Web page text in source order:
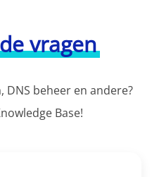
vragen
beheer en andere?
Base!